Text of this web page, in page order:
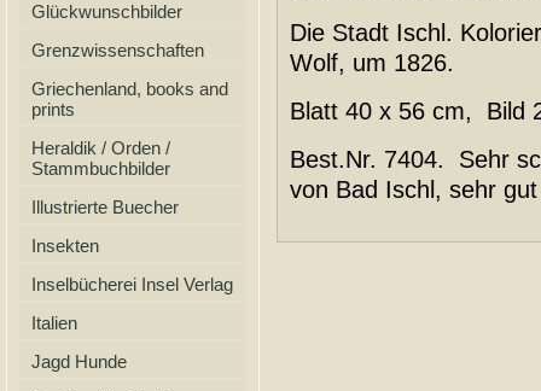
Glückwunschbilder
Grenzwissenschaften
Griechenland, books and
prints
Heraldik / Orden /
Stammbuchbilder
Illustrierte Buecher
Insekten
Inselbücherei Insel Verlag
Italien
Jagd Hunde
Die Stadt Ischl.
Wolf, um 1826.
Blatt 40 x 56 cm, Bild
Best.Nr. 7404. Sehr
von Bad Ischl, sehr